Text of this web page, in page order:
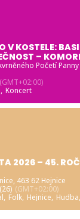
V KOSTELE:
–
Početí
(GMT+02:00)
Koncert
2026 – 45.
, 463 62 Hejnice
(26) (GMT+02:00)
Folk, Hejnice, Hudba,